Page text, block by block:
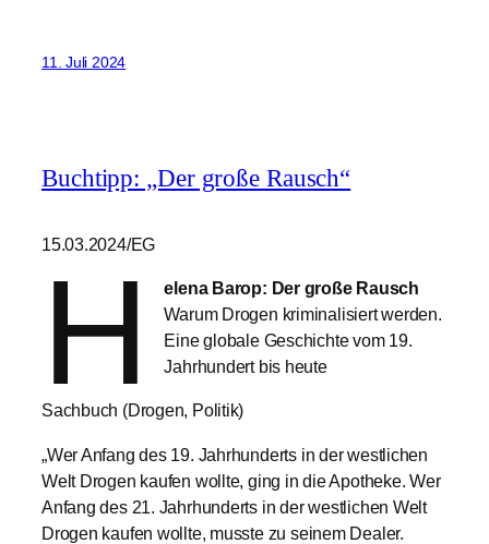
11. Juli 2024
Buchtipp: „Der große Rausch“
15.03.2024/EG
H
elena Barop: Der große Rausch
Warum Drogen kriminalisiert werden.
Eine globale Geschichte vom 19.
Jahrhundert bis heute
Sachbuch (Drogen, Politik)
„Wer Anfang des 19. Jahrhunderts in der westlichen
Welt Drogen kaufen wollte, ging in die Apotheke. Wer
Anfang des 21. Jahrhunderts in der westlichen Welt
Drogen kaufen wollte, musste zu seinem Dealer.